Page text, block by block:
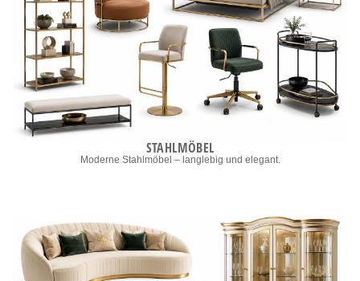
STAHLMÖBEL
Moderne Stahlmöbel – langlebig und elegant.